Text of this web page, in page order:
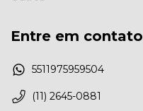
Entre em contato
5511975959504
(11) 2645-0881